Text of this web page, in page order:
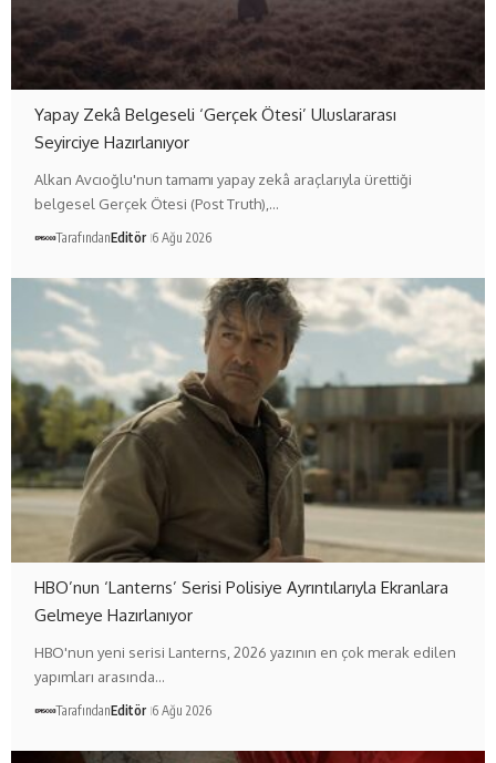
Yapay Zekâ Belgeseli ‘Gerçek Ötesi’ Uluslararası
Seyirciye Hazırlanıyor
Alkan Avcıoğlu'nun tamamı yapay zekâ araçlarıyla ürettiği
belgesel Gerçek Ötesi (Post Truth),…
TarafındanEditör 6 Ağu 2026
HBO’nun ‘Lanterns’ Serisi Polisiye Ayrıntılarıyla Ekranlara
Gelmeye Hazırlanıyor
HBO'nun yeni serisi Lanterns, 2026 yazının en çok merak edilen
yapımları arasında…
TarafındanEditör 6 Ağu 2026